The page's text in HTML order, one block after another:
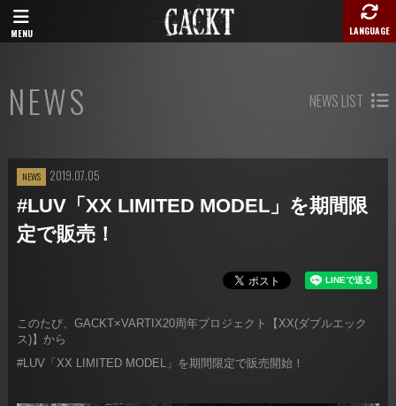
MENU LANGUAGE
NEWS NEWS LIST
NEWS 2019.07.05
#LUV「XX LIMITED MODEL」を期間限
定で販売！
このたび、GACKT×VARTIX20周年プロジェクト【XX(ダブルエック
ス)】から
#LUV「XX LIMITED MODEL」を期間限定で販売開始！